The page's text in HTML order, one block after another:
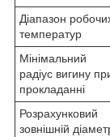
Діапазон
температур
Мінімальний
радіус вигину
прокладанні
Розрахунковий
зовнішній